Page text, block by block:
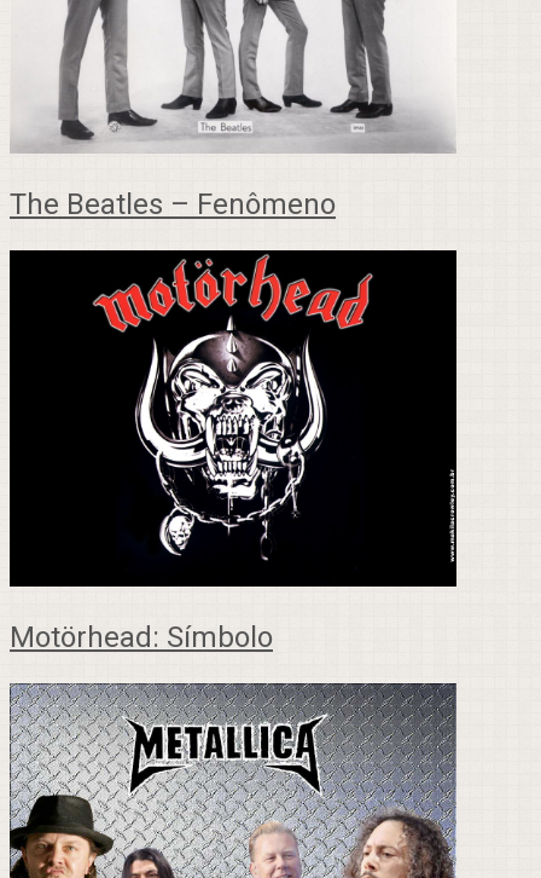
The Beatles – Fenômeno
Motörhead: Símbolo